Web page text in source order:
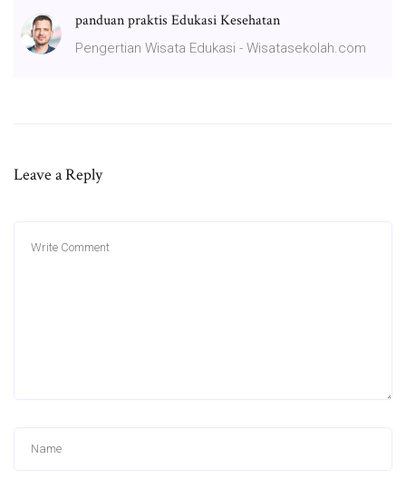
panduan praktis Edukasi Kesehatan
Pengertian Wisata Edukasi - Wisatasekolah.com
Leave a Reply